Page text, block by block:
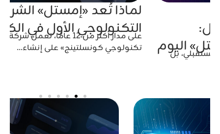
لماذا تُعد «إمستل» الشريك
التكنولوجي الأول في الكويت
على مدار أكثر من 12 عامًا، تعمل شركة «إمستيل
تكنولوجي كونسلتينج» على إنشاء…